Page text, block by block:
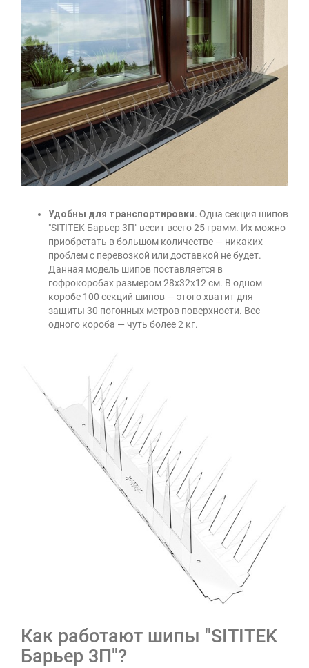
Удобны для транспортировки. Одна секция шипов
"SITITEK Барьер 3П" весит всего 25 грамм. Их можно
приобретать в большом количестве — никаких
проблем с перевозкой или доставкой не будет.
Данная модель шипов поставляется в
гофрокоробах размером 28х32х12 см. В одном
коробе 100 секций шипов — этого хватит для
защиты 30 погонных метров поверхности. Вес
одного короба — чуть более 2 кг.
Как работают шипы "SITITEK
Барьер 3П"?